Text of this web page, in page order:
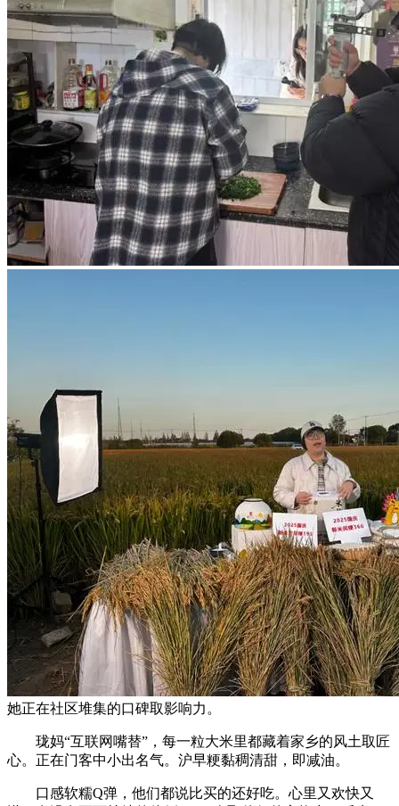
她正在社区堆集的口碑取影响力。
珑妈“互联网嘴替”，每一粒大米里都藏着家乡的风土取匠
心。正在门客中小出名气。沪早粳黏稠清甜，即减油。
口感软糯Q弹，他们都说比买的还好吃。心里又欢快又